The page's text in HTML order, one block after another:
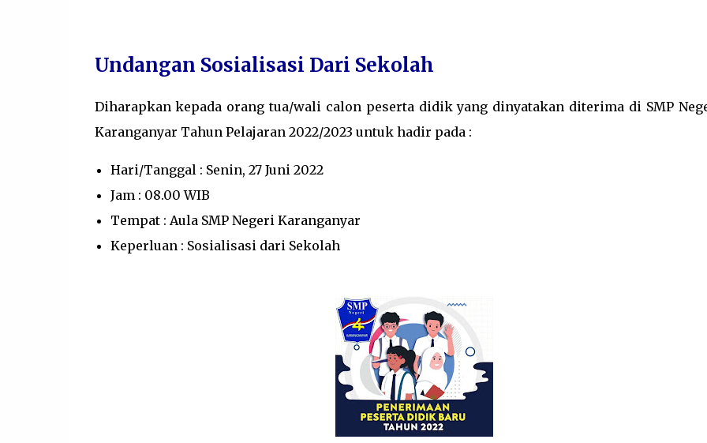
Undangan Sosialisasi Dari Sekolah
Diharapkan kepada orang tua/wali calon peserta didik yang dinyatakan diterima di SMP
Karanganyar Tahun Pelajaran 2022/2023 untuk hadir pada :
Hari/Tanggal : Senin, 27 Juni 2022
Jam : 08.00 WIB
Tempat : Aula SMP Negeri Karanganyar
Keperluan : Sosialisasi dari Sekolah